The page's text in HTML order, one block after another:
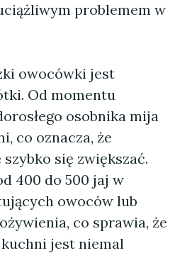
problemem w
owocówki jest
Od momentu
osobnika mija
co oznacza, że
się zwiększać.
400 do 500 jaj w
owoców lub
co sprawia, że
jest niemal